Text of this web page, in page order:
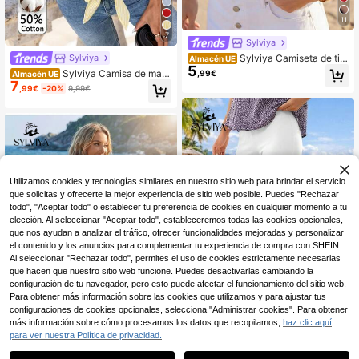
7
Sylviya
Almacén UE Sylviya Camisa de man
ga corta a rayas amarillas para vac
aciones de verano casual para muj
7 ,99€ -20% 9,99€
#EstiloBohemioChic
11
Sylviya
Almacén UE Sylviya Camiseta de tira
ntes casual con estampado de luna
res para mujer
5 ,99€
Sylviya Leggings de cin
0
Utilizamos cookies y tecnologías similares en nuestro sitio web para brindar el servicio
que solicitas y ofrecerte la mejor experiencia de sitio web posible. Puedes "Rechazar
todo", "Aceptar todo" o establecer tu preferencia de cookies en cualquier momento a tu
elección. Al seleccionar "Aceptar todo", estableceremos todas las cookies opcionales,
que nos ayudan a analizar el tráfico, ofrecer funcionalidades mejoradas y personalizar
el contenido y los anuncios para complementar tu experiencia de compra con SHEIN.
Al seleccionar "Rechazar todo", permites el uso de cookies estrictamente necesarias
que hacen que nuestro sitio web funcione. Puedes desactivarlas cambiando la
configuración de tu navegador, pero esto puede afectar el funcionamiento del sitio web.
Para obtener más información sobre las cookies que utilizamos y para ajustar tus
configuraciones de cookies opcionales, selecciona "Administrar cookies". Para obtener
más información sobre cómo procesamos los datos que recopilamos, haz clic aquí
para ver nuestra Política de privacidad.